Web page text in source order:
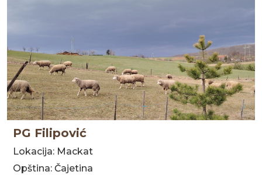
PG Filipović
Lokacija: Mackat
Opština: Čajetina